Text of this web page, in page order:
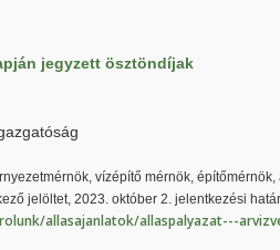
jegyzett ösztöndíjak
vízépítő mérnök,
jelöltet, 2023. október 2. jelentkezési
allasajanlatok/allaspalyazat---